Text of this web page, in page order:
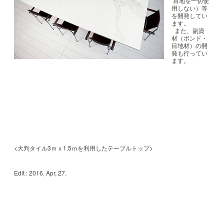
用しない）等
を開発してい
ます。
また、副資
材（ボンド・
目地材）の開
発も行ってい
ます。
<大判タイル3ｍｘ1.5ｍを利用したテーブルトップ>
Edit : 2016, Apr, 27.